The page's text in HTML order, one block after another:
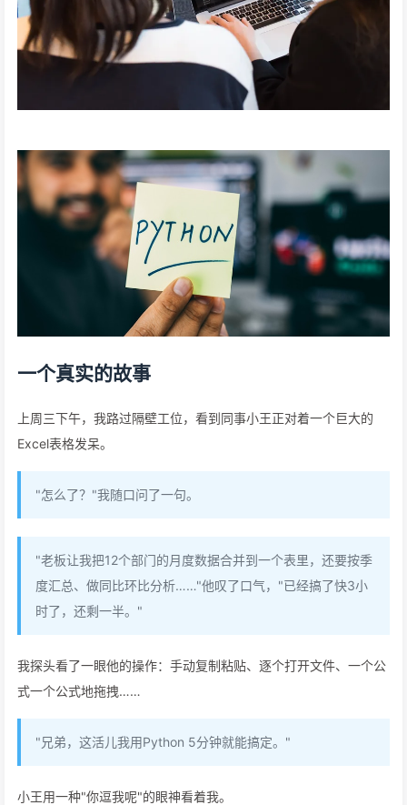
一个真实的故事
上周三下午，我路过隔壁工位，看到同事小王正对着一个巨大的
Excel表格发呆。
"怎么了？"我随口问了一句。
"老板让我把12个部门的月度数据合并到一个表里，还要按季
度汇总、做同比环比分析……"他叹了口气，"已经搞了快3小
时了，还剩一半。"
我探头看了一眼他的操作：手动复制粘贴、逐个打开文件、一个公
式一个公式地拖拽……
"兄弟，这活儿我用Python 5分钟就能搞定。"
小王用一种"你逗我呢"的眼神看着我。